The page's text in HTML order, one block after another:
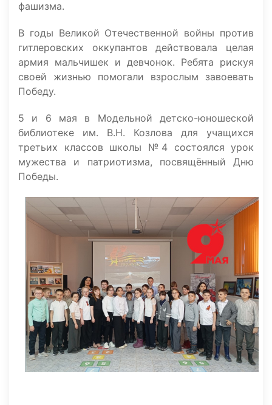
фашизма.
В годы Великой Отечественной войны против
гитлеровских оккупантов действовала целая
армия мальчишек и девчонок. Ребята рискуя
своей жизнью помогали взрослым завоевать
Победу.
5 и 6 мая в Модельной детско-юношеской
библиотеке им. В.Н. Козлова для учащихся
третьих классов школы №4 состоялся урок
мужества и патриотизма, посвящённый Дню
Победы.